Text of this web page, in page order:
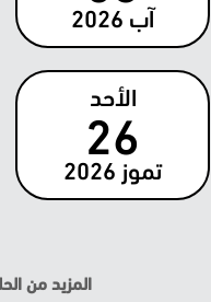
آب 2026
الأحد
26
تموز 2026
المزيد من